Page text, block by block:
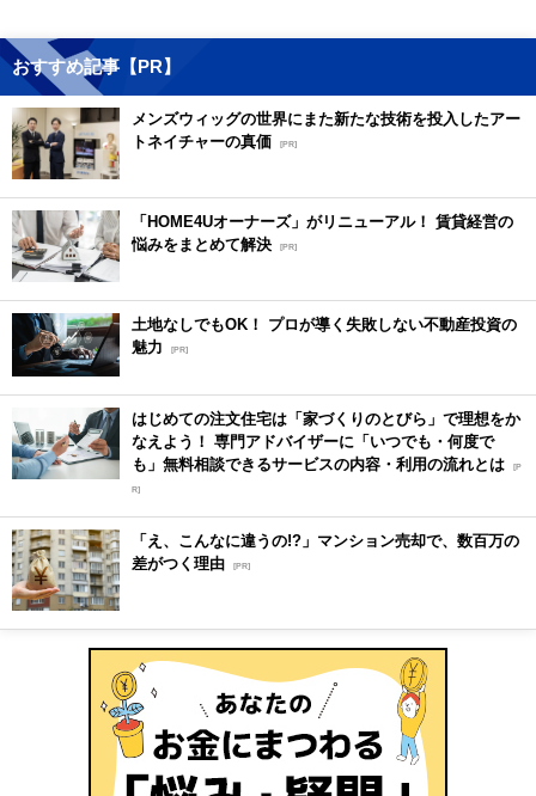
おすすめ記事【PR】
メンズウィッグの世界にまた新たな技術を投入したアー
トネイチャーの真価 [PR]
「HOME4Uオーナーズ」がリニューアル！ 賃貸経営の
悩みをまとめて解決 [PR]
土地なしでもOK！ プロが導く失敗しない不動産投資の
魅力
[PR]
はじめての注文住宅は「家づくりのとびら」で理想をか
なえよう！ 専門アドバイザーに「いつでも・何度で
も」無料相談できるサービスの内容・利用の流れとは [P
R]
「え、こんなに違うの!?」マンション売却で、数百万の
差がつく理由 [PR]